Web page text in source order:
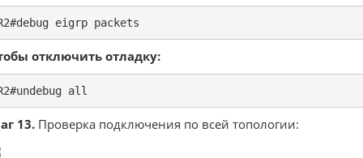
eigrp packets
отключить отладку:
all
13. Проверка подключения по всей топологии: